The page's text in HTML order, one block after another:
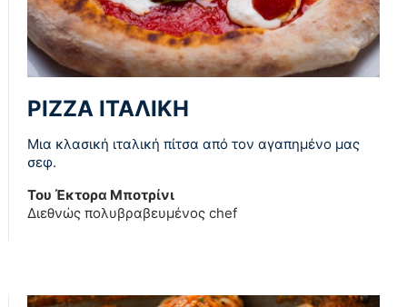
PIZZA ΙΤΑΛΙΚΗ
Μια κλασική ιταλική πίτσα από τον αγαπημένο μας
σεφ.
Του Έκτορα Μποτρίνι
Διεθνώς πολυβραβευμένος chef